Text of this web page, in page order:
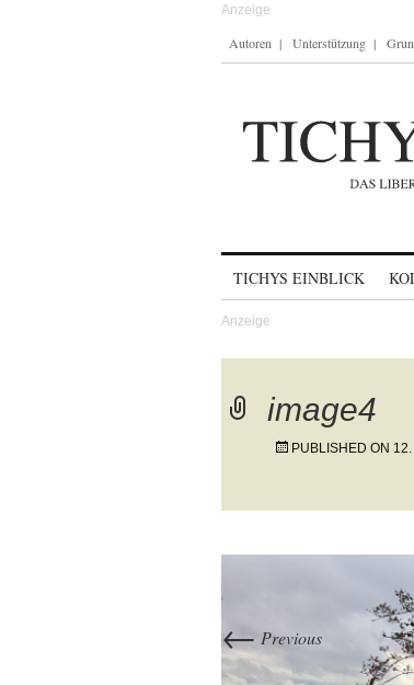
Autoren Unterstützung
TICHYS EINBLICK
image4
PUBLISHED ON
← Previous